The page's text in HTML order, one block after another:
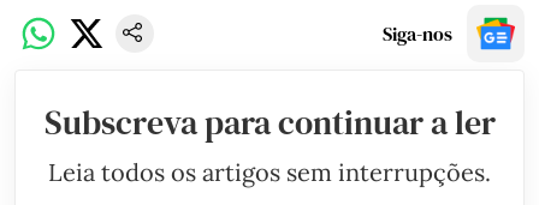
Siga-nos
Subscreva para continuar a ler
Leia todos os artigos sem interrupções.